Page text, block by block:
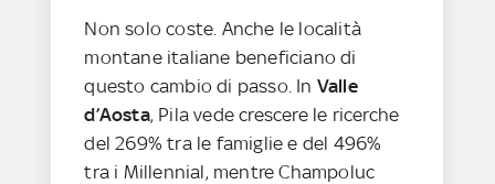
Non solo coste. Anche le località
montane italiane beneficiano di
questo cambio di passo. In Valle
d’Aosta, Pila vede crescere le ricerche
del 269% tra le famiglie e del 496%
tra i Millennial, mentre Champoluc